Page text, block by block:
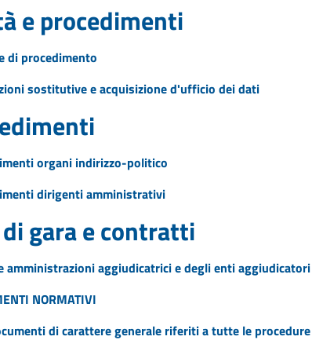
e procedimenti
di procedimento
sostitutive e acquisizione d'ufficio dei dati
organi indirizzo-politico
dirigenti amministrativi
gara e contratti
amministrazioni aggiudicatrici e degli enti
NORMATIVI
di carattere generale riferiti a tutte le procedure